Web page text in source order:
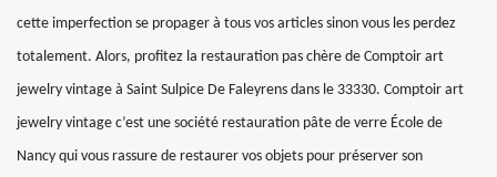
cette imperfection se propager à tous vos articles sinon vous les perdez
totalement. Alors, profitez la restauration pas chère de Comptoir art
jewelry vintage à Saint Sulpice De Faleyrens dans le 33330. Comptoir art
jewelry vintage c’est une société restauration pâte de verre École de
Nancy qui vous rassure de restaurer vos objets pour préserver son